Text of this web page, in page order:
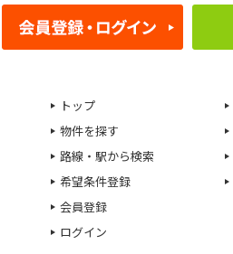
トップ
物件を探す
路線・駅から検索
希望条件登録
会員登録
ログイン